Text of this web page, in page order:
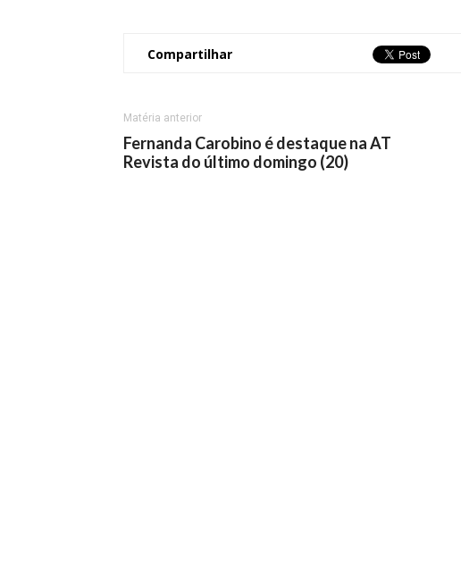
Compartilhar
Matéria anterior
Fernanda Carobino é destaque na AT
Revista do último domingo (20)